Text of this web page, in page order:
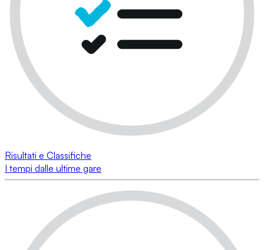
Risultati e Classifiche
I tempi dalle ultime gare